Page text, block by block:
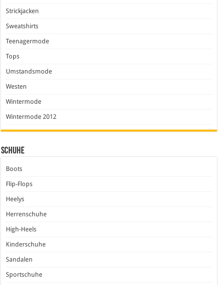
Strickjacken
Sweatshirts
Teenagermode
Tops
Umstandsmode
Westen
Wintermode
Wintermode 2012
Schuhe
Boots
Flip-Flops
Heelys
Herrenschuhe
High-Heels
Kinderschuhe
Sandalen
Sportschuhe